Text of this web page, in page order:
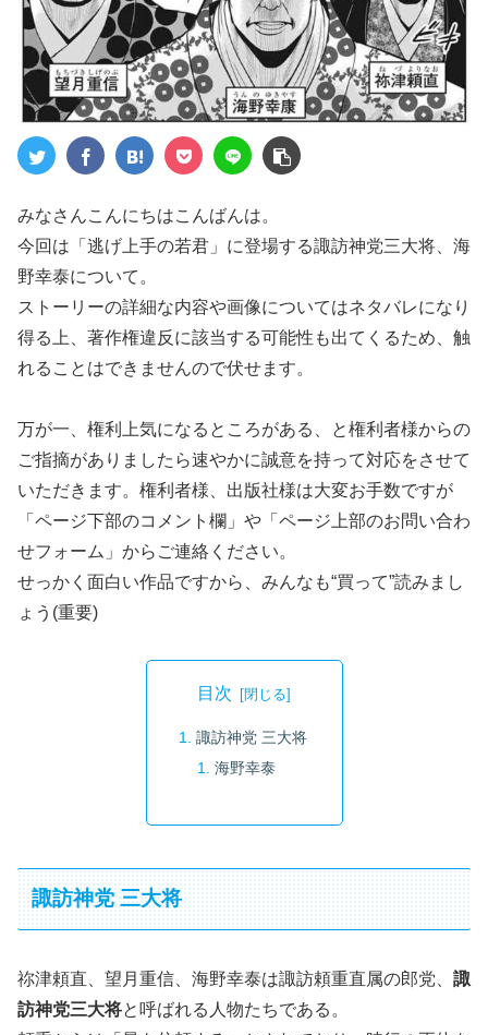
みなさんこんにちはこんばんは。
今回は「逃げ上手の若君」に登場する諏訪神党三大将、海
野幸泰について。
ストーリーの詳細な内容や画像についてはネタバレになり
得る上、著作権違反に該当する可能性も出てくるため、触
れることはできませんので伏せます。
万が一、権利上気になるところがある、と権利者様からの
ご指摘がありましたら速やかに誠意を持って対応をさせて
いただきます。権利者様、出版社様は大変お手数ですが
「ページ下部のコメント欄」や「ページ上部のお問い合わ
せフォーム」からご連絡ください。
せっかく面白い作品ですから、みんなも“買って”読みまし
ょう(重要)
目次
諏訪神党 三大将
海野幸泰
諏訪神党 三大将
祢津頼直、望月重信、海野幸泰は諏訪頼重直属の郎党、 諏
訪神党三大将と呼ばれる人物たちである。